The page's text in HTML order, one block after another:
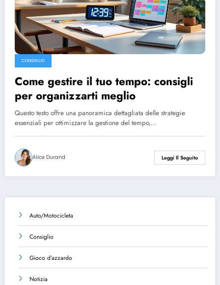
CONSIGLIO
Come gestire il tuo tempo: consigli
per organizzarti meglio
Questo testo offre una panoramica dettagliata delle strategie
essenziali per ottimizzare la gestione del tempo,…
Alice Durand Leggi Il Seguito
Auto/Motocicleta
Consiglio
Gioco d’azzardo
Notizia